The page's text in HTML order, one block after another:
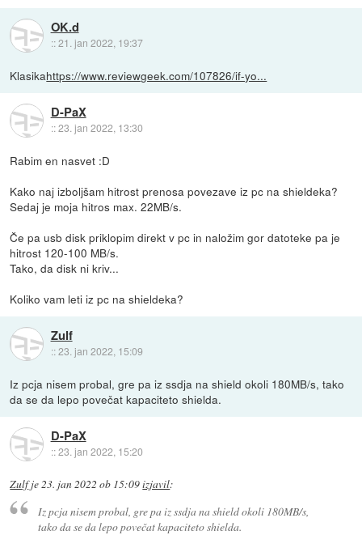
OK.d
::21. jan 2022, 19:37
Klasikahttps://www.reviewgeek.com/107826/if-yo...
D-PaX
::23. jan 2022, 13:30
Rabim en nasvet :D
Kako naj izboljšam hitrost prenosa povezave iz pc na shieldeka?
Sedaj je moja hitros max. 22MB/s.
Če pa usb disk priklopim direkt v pc in naložim gor datoteke pa je
hitrost 120-100 MB/s.
Tako, da disk ni kriv...
Koliko vam leti iz pc na shieldeka?
Zulf
::23. jan 2022, 15:09
Iz pcja nisem probal, gre pa iz ssdja na shield okoli 180MB/s, tako
da se da lepo povečat kapaciteto shielda.
D-PaX
::23. jan 2022, 15:20
Zulfje23. jan 2022 ob 15:09izjavil:
Iz pcja nisem probal, gre pa iz ssdja na shield okoli 180MB/s,
tako da se da lepo povečat kapaciteto shielda.